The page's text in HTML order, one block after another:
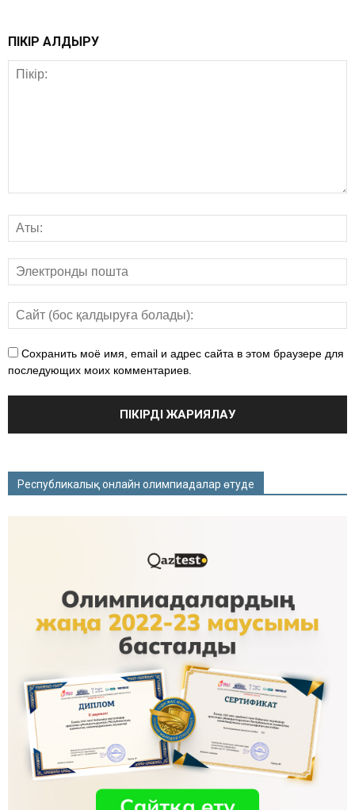
ПІКІР ҚАЛДЫРУ
Сохранить моё имя, email и адрес сайта в этом браузере для
последующих моих комментариев.
Республикалық онлайн олимпиадалар өтуде